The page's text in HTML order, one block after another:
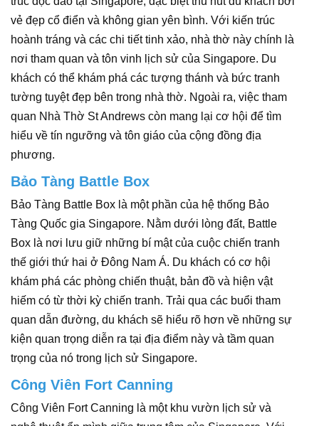
vẻ đẹp cổ điển và không gian yên bình. Với kiến trúc
hoành tráng và các chi tiết tinh xảo, nhà thờ này chính là
nơi tham quan và tôn vinh lịch sử của Singapore. Du
khách có thể khám phá các tượng thánh và bức tranh
tường tuyệt đẹp bên trong nhà thờ. Ngoài ra, việc tham
quan Nhà Thờ St Andrews còn mang lại cơ hội để tìm
hiểu về tín ngưỡng và tôn giáo của cộng đồng địa
phương.
Bảo Tàng Battle Box
Bảo Tàng Battle Box là một phần của hệ thống Bảo
Tàng Quốc gia Singapore. Nằm dưới lòng đất, Battle
Box là nơi lưu giữ những bí mật của cuộc chiến tranh
thế giới thứ hai ở Đông Nam Á. Du khách có cơ hội
khám phá các phòng chiến thuật, bản đồ và hiện vật
hiếm có từ thời kỳ chiến tranh. Trải qua các buổi tham
quan dẫn đường, du khách sẽ hiểu rõ hơn về những sự
kiện quan trọng diễn ra tại địa điểm này và tầm quan
trọng của nó trong lịch sử Singapore.
Công Viên Fort Canning
Công Viên Fort Canning là một khu vườn lịch sử và